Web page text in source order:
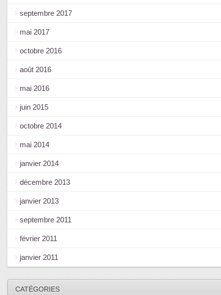
septembre 2017
mai 2017
octobre 2016
août 2016
mai 2016
juin 2015
octobre 2014
mai 2014
janvier 2014
décembre 2013
janvier 2013
septembre 2011
février 2011
janvier 2011
CATÉGORIES